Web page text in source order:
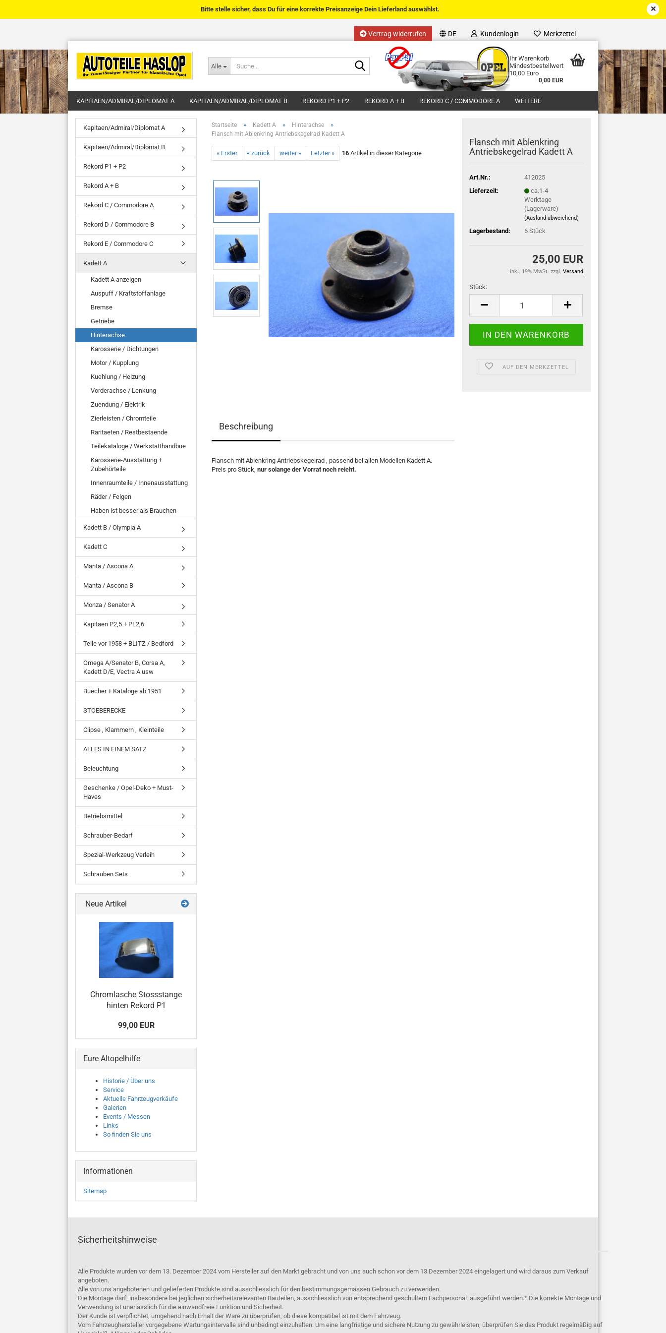
Vertrag widerrufen DE
Sprache auswählen
Lieferland
Kundenlogin
Passwort
Merkzettel
Alle
Suche...
Ihr Warenkorb
Mindestbestellwert
10,00 Euro
0,00 EUR
Bitte stelle sicher, dass Du für eine korrekte Preisanzeige Dein Lieferland auswählst.
KAPITAEN/ADMIRAL/DIPLOMAT A KAPITAEN/ADMIRAL/DIPLOMAT B REKORD P1 + P2 REKORD A + B REKORD C / COMMODORE A WEITERE
Startseite » Kadett A » Hinterachse »
Flansch mit Ablenkring Antriebskegelrad Kadett A
« Erster « zurück weiter » Letzter » 16 Artikel in dieser Kategorie
Flansch mit Ablenkring
Antriebskegelrad Kadett A
Art.Nr.:
412025
Lieferzeit:
ca.1-4
Werktage
(Lagerware)
(Ausland abweichend)
Lagerbestand: 6 Stück
25,00 EUR
inkl. 19% MwSt. zzgl. Versand
Stück:
Stück
AUF DEN MERKZETTEL
Beschreibung
Flansch mit Ablenkring Antriebskegelrad , passend bei allen Modellen Kadett A.
Preis pro Stück, nur solange der Vorrat noch reicht.
Kapitaen/Admiral/Diplomat A
Kapitaen/Admiral/Diplomat B
Rekord P1 + P2
Rekord A + B
Rekord C / Commodore A
Rekord D / Commodore B
Rekord E / Commodore C
Kadett A
Kadett A anzeigen
Auspuff / Kraftstoffanlage
Bremse
Getriebe
Hinterachse
Karosserie / Dichtungen
Motor / Kupplung
Kuehlung / Heizung
Vorderachse / Lenkung
Zuendung / Elektrik
Zierleisten / Chromteile
Raritaeten / Restbestaende
Teilekataloge / Werkstatthandbue
Karosserie-Ausstattung +
Zubehörteile
Innenraumteile / Innenausstattung
Räder / Felgen
Haben ist besser als Brauchen
Kadett B / Olympia A
Kadett C
Manta / Ascona A
Manta / Ascona B
Monza / Senator A
Kapitaen P2,5 + PL2,6
Teile vor 1958 + BLITZ / Bedford
Omega A/Senator B, Corsa A,
Kadett D/E, Vectra A usw
Buecher + Kataloge ab 1951
STOEBERECKE
Clipse , Klammern , Kleinteile
ALLES IN EINEM SATZ
Beleuchtung
Geschenke / Opel-Deko + Must-
Haves
Betriebsmittel
Schrauber-Bedarf
Spezial-Werkzeug Verleih
Schrauben Sets
Neue Artikel
Chromlasche Stossstange
hinten Rekord P1
99,00 EUR
Eure Altopelhilfe
Historie / Über uns
Service
Aktuelle Fahrzeugverkäufe
Galerien
Events / Messen
Links
So finden Sie uns
Informationen
Sitemap
Sicherheitshinweise
Alle Produkte wurden vor dem 13. Dezember 2024 vom Hersteller auf den Markt gebracht und von uns auch schon vor dem 13.Dezember 2024 eingelagert und wird daraus zum Verkauf
angeboten.
Alle von uns angebotenen und gelieferten Produkte sind ausschliesslich für den bestimmungsgemässen Gebrauch zu verwenden.
Die Montage darf, insbesondere bei jeglichen sicherheitsrelevanten Bauteilen, ausschliesslich von entsprechend geschultem Fachpersonal ausgeführt werden.* Die korrekte Montage und
Verwendung ist unerlässlich für die einwandfreie Funktion und Sicherheit.
Der Kunde ist verpflichtet, umgehend nach Erhalt der Ware zu überprüfen, ob diese kompatibel ist mit dem Fahrzeug.
Vom Fahrzeughersteller vorgegebene Wartungsintervalle sind unbedingt einzuhalten. Um eine langfristige und sichere Nutzung zu gewährleisten, überprüfen Sie das Produkt regelmäßig auf